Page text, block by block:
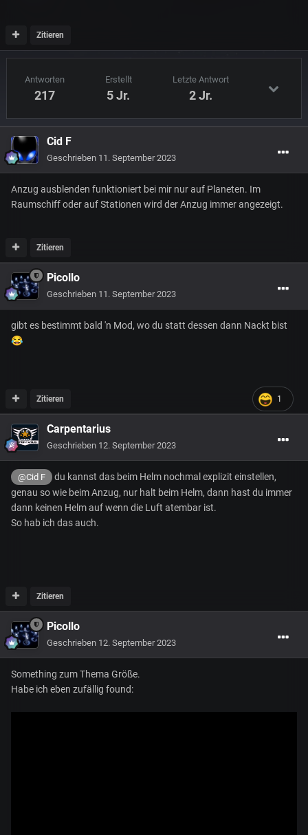
Zitieren
Antworten
217
Erstellt
5 Jr.
Letzte Antwort
2 Jr.
Cid F
Geschrieben 11. September 2023
Anzug ausblenden funktioniert bei mir nur auf Planeten. Im
Raumschiff oder auf Stationen wird der Anzug immer angezeigt.
Zitieren
Picollo
Geschrieben 11. September 2023
gibt es bestimmt bald 'n Mod, wo du statt dessen dann Nackt bist
😂
1
Zitieren
Carpentarius
Geschrieben 12. September 2023
@Cid F
du kannst das beim Helm nochmal explizit einstellen,
genau so wie beim Anzug, nur halt beim Helm, dann hast du immer
dann keinen Helm auf wenn die Luft atembar ist.
So hab ich das auch.
Zitieren
Picollo
Geschrieben 12. September 2023
Something zum Thema Größe.
Habe ich eben zufällig found: